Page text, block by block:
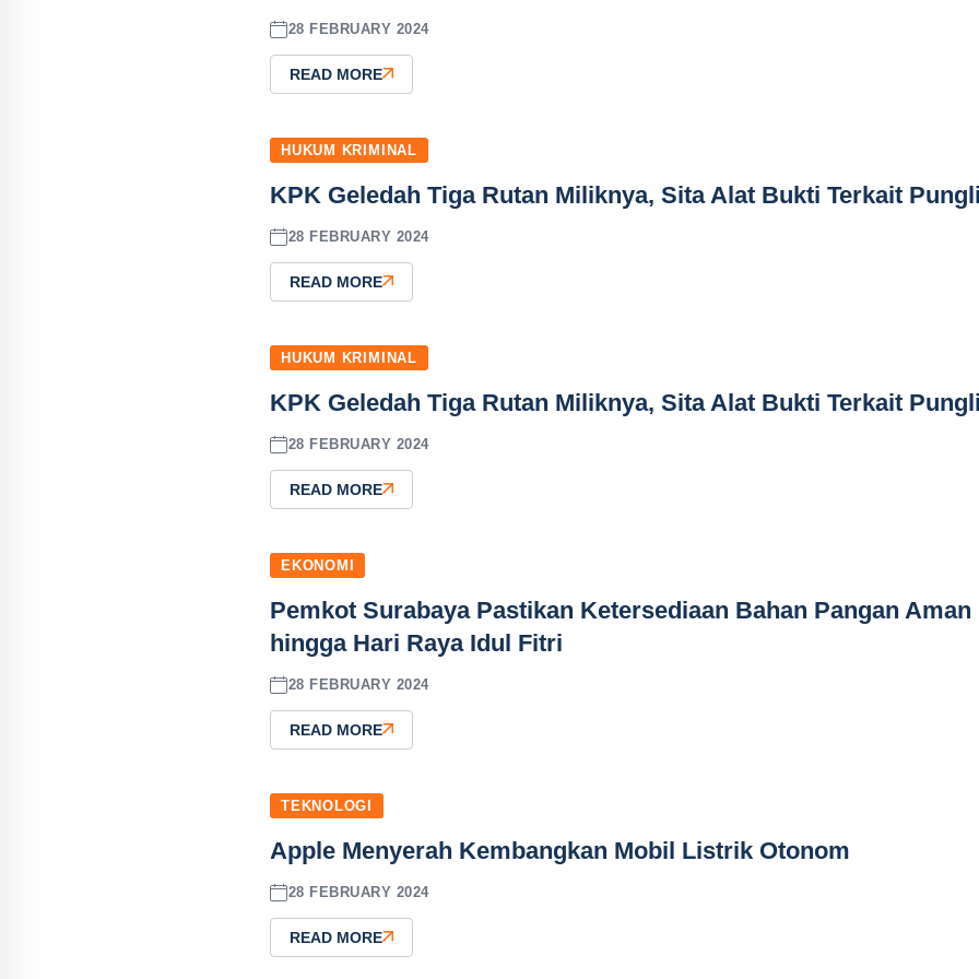
28 FEBRUARY 2024
READ MORE
HUKUM KRIMINAL
KPK Geledah Tiga Rutan Miliknya, Sita Alat Bukti Terkait
28 FEBRUARY 2024
READ MORE
HUKUM KRIMINAL
KPK Geledah Tiga Rutan Miliknya, Sita Alat Bukti Terkait
28 FEBRUARY 2024
READ MORE
EKONOMI
Pemkot Surabaya Pastikan Ketersediaan Bahan Pangan Aman
hingga Hari Raya Idul Fitri
28 FEBRUARY 2024
READ MORE
TEKNOLOGI
Apple Menyerah Kembangkan Mobil Listrik Otonom
28 FEBRUARY 2024
READ MORE